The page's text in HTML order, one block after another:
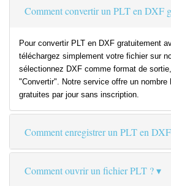
Comment convertir un PLT en DXF
Pour convertir PLT en DXF gratuitement
téléchargez simplement votre fichier sur
sélectionnez DXF comme format de
"Convertir". Notre service offre un nombre
gratuites par jour sans inscription.
Comment enregistrer un PLT en
Comment ouvrir un fichier PLT ?